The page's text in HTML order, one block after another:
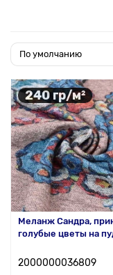
240 гр/м²
Меланж Сандра,
голубые цветы на
2000000036809